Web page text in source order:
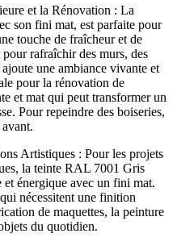
et la Rénovation : La
son fini mat, est parfaite pour
touche de fraîcheur et de
rafraîchir des murs, des
une ambiance vivante et
pour la rénovation de
et mat qui peut transformer un
Pour repeindre des boiseries,
Artistiques : Pour les projets
la teinte RAL 7001 Gris
énergique avec un fini mat.
nécessitent une finition
de maquettes, la peinture
du quotidien.